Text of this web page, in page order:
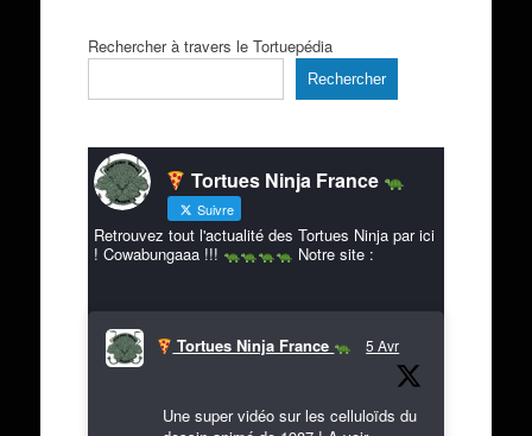
Rechercher à travers le Tortuepédia
Rechercher
Tortues Ninja France
Suivre
Retrouvez tout l'actualité des Tortues Ninja par ici
! Cowabungaaa !!!
Notre site :
Tortues Ninja France 5 Avr
Une super vidéo sur les celluloïds du